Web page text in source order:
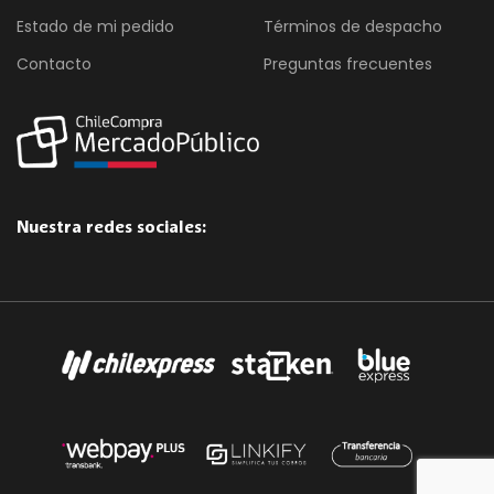
Estado de mi pedido
Contacto
Términos de despacho
Preguntas frecuentes
Nuestra redes sociales: